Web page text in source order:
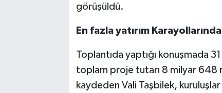
görüşüldü.
En fazla yatırım Karayollarında
Toplantıda yaptığı konuşmada
toplam proje tutarı 8 milyar 648
kaydeden Vali Taşbilek, kuruluşlar